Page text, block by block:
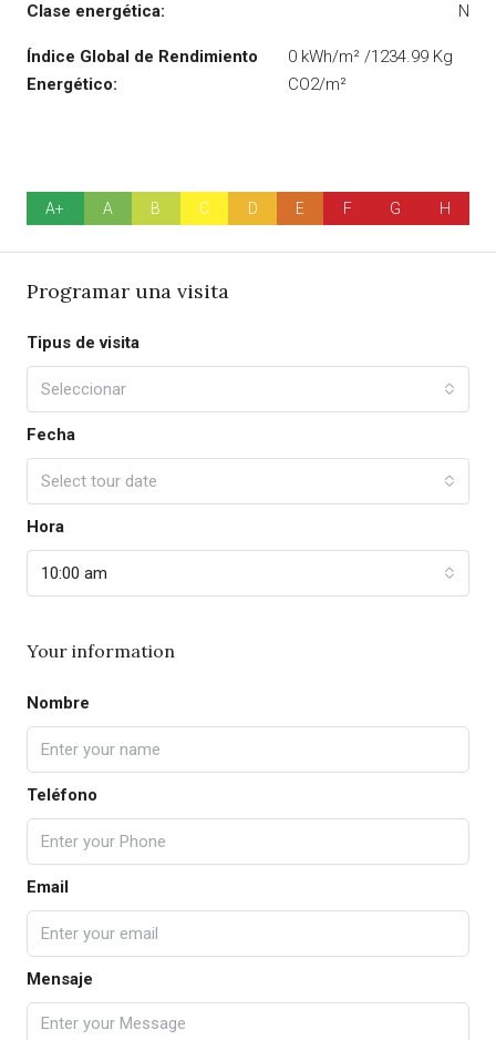
Clase energética: N
Índice Global de Rendimiento
Energético:
0 kWh/m² /1234.99 Kg
CO2/m²
A+ A B C D E F G H
Programar una visita
Tipus de visita
Seleccionar
Fecha
Select tour date
Hora
10:00 am
Your information
Nombre
Teléfono
Email
Mensaje